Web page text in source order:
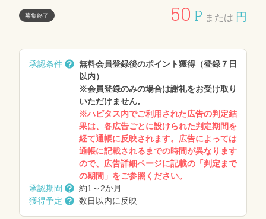
募集終了 50 P または 円
承認条件
無料会員登録後のポイント獲得（登録７日
以内）
※会員登録のみの場合は謝礼をお受け取り
いただけません。
※ハピタス内でご利用された広告の判定結
果は、各広告ごとに設けられた判定期間を
経て通帳に反映されます。広告によっては
通帳に記載されるまでの時間が異なります
ので、広告詳細ページに記載の「判定まで
の期間」をご参照ください。
承認期間
約1～2か月
獲得予定
数日以内に反映